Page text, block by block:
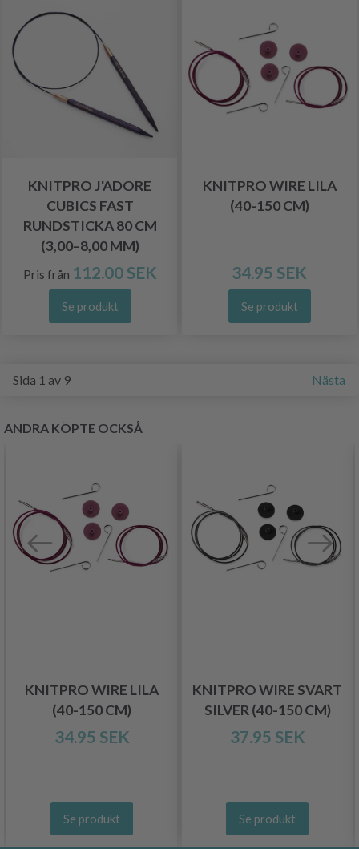
KNITPRO J'ADORE
CUBICS FAST
RUNDSTICKA 80 CM
(3,00–8,00 MM)
Pris från 112.00 SEK
Se produkt
KNITPRO WIRE LILA
(40-150 CM)
34.95 SEK
Se produkt
Sida 1 av 9 Nästa
ANDRA KÖPTE OCKSÅ
KNITPRO WIRE LILA
(40-150 CM)
34.95 SEK
Se produkt
KNITPRO WIRE SVART
SILVER (40-150 CM)
37.95 SEK
Se produkt